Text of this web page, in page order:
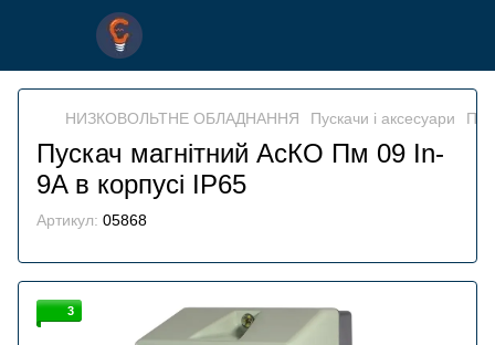
НИЗКОВОЛЬТНЕ ОБЛАДНАННЯ Пускачи і аксесуари
Пускач магнітний АсКО Пм 09 In-
9A в корпусі IP65
Артикул: 05868
3